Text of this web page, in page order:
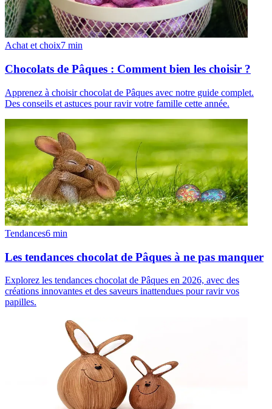
Achat et choix7 min
Chocolats de Pâques : Comment bien les choisir ?
Apprenez à choisir chocolat de Pâques avec notre guide complet.
Des conseils et astuces pour ravir votre famille cette année.
Tendances6 min
Les tendances chocolat de Pâques à ne pas manquer
Explorez les tendances chocolat de Pâques en 2026, avec des
créations innovantes et des saveurs inattendues pour ravir vos
papilles.